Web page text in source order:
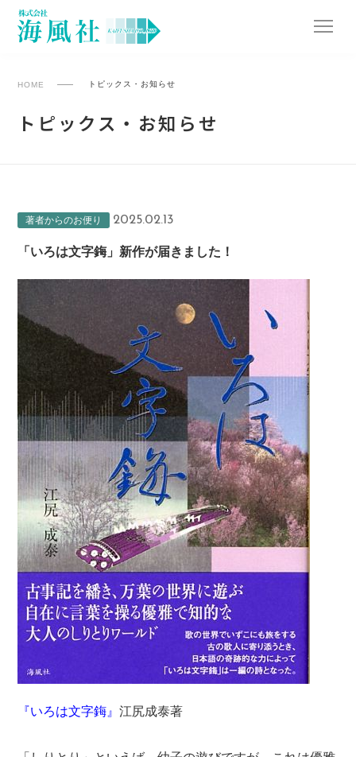
HOME トピックス・お知らせ
トピックス・お知らせ
著者からのお便り 2025.02.13
「いろは文字鋂」新作が届きました！
『いろは文字鋂』江尻成泰著